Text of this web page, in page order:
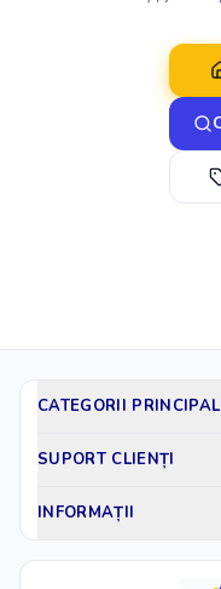
CATEGORII
SUPORT CLIENȚI
INFORMAȚII